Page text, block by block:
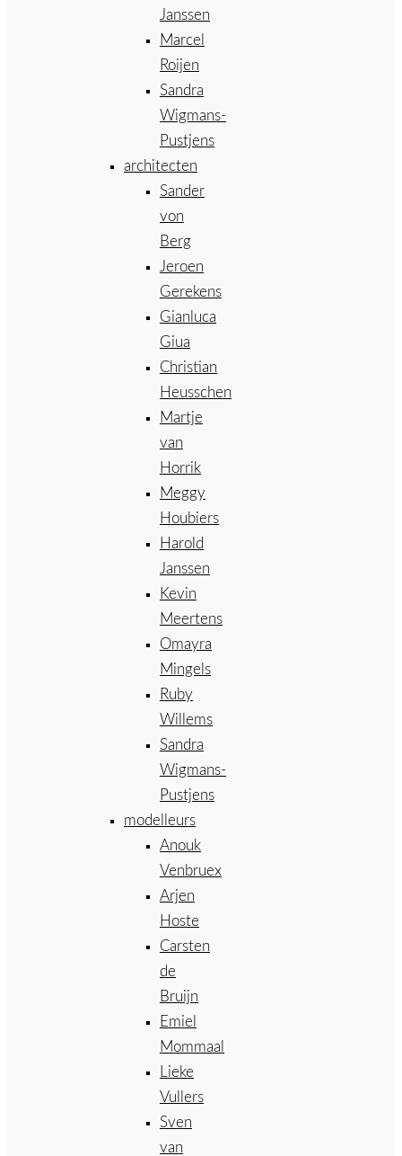
Janssen
Marcel
Roijen
Sandra
Wigmans-
Pustjens
architecten
Sander
von
Berg
Jeroen
Gerekens
Gianluca
Giua
Christian
Heusschen
Martje
van
Horrik
Meggy
Houbiers
Harold
Janssen
Kevin
Meertens
Omayra
Mingels
Ruby
Willems
Sandra
Wigmans-
Pustjens
modelleurs
Anouk
Venbruex
Arjen
Hoste
Carsten
de
Bruijn
Emiel
Mommaal
Lieke
Vullers
Sven
van